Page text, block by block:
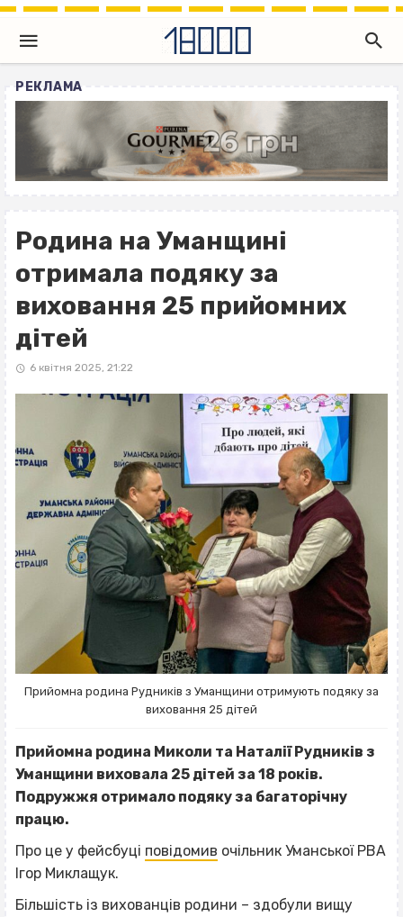
РЕКЛАМА
Родина на Уманщині
отримала подяку за
виховання 25 прийомних
дітей
6 квітня 2025, 21:22
Прийомна родина Рудників з Уманщини отримують подяку за
виховання 25 дітей
Прийомна родина Миколи та Наталії Рудників з
Уманщини виховала 25 дітей за 18 років.
Подружжя отримало подяку за багаторічну
працю.
Про це у фейсбуці повідомив очільник Уманської РВА
Ігор Миклащук.
Більшість із вихованців родини – здобули вищу